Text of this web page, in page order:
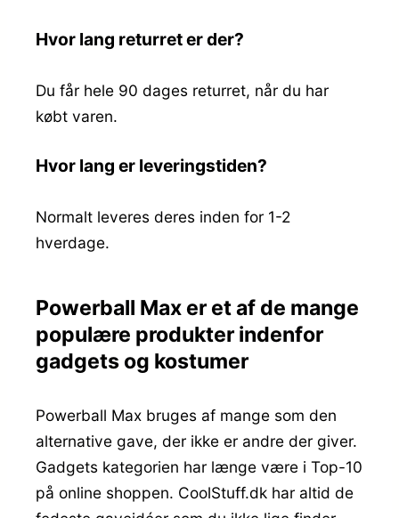
Hvor lang returret er der?
Du får hele 90 dages returret, når du har
købt varen.
Hvor lang er leveringstiden?
Normalt leveres deres inden for 1-2
hverdage.
Powerball Max er et af de mange
populære produkter indenfor
gadgets og kostumer
Powerball Max bruges af mange som den
alternative gave, der ikke er andre der giver.
Gadgets kategorien har længe være i Top-10
på online shoppen. CoolStuff.dk har altid de